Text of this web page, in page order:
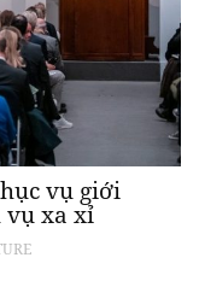
vụ giới
vụ xa xỉ